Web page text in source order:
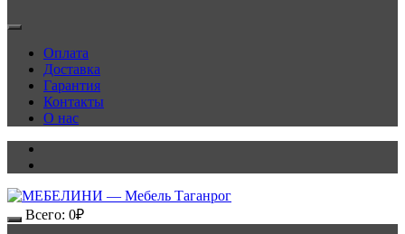
Оплата
Доставка
Гарантия
Контакты
О нас
Всего: 0₽